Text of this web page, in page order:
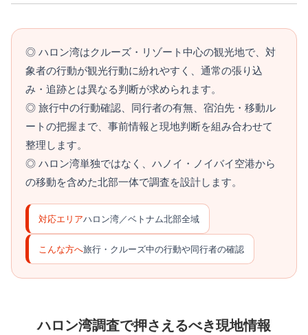
◎ ハロン湾はクルーズ・リゾート中心の観光地で、対
象者の行動が観光行動に紛れやすく、通常の張り込
み・追跡とは異なる判断が求められます。
◎ 旅行中の行動確認、同行者の有無、宿泊先・移動ル
ートの把握まで、 事前情報と現地判断を組み合わせて
整理します。
◎ ハロン湾単独ではなく、 ハノイ・ノイバイ空港から
の移動を含めた北部一体で調査を設計します。
対応エリアハロン湾／ベトナム北部全域
こんな方へ旅行・クルーズ中の行動や同行者の確認
ハロン湾調査で押さえるべき現地情報